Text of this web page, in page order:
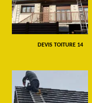
DEVIS TOITURE 14